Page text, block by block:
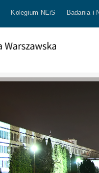
Kolegium NEiS Badania i